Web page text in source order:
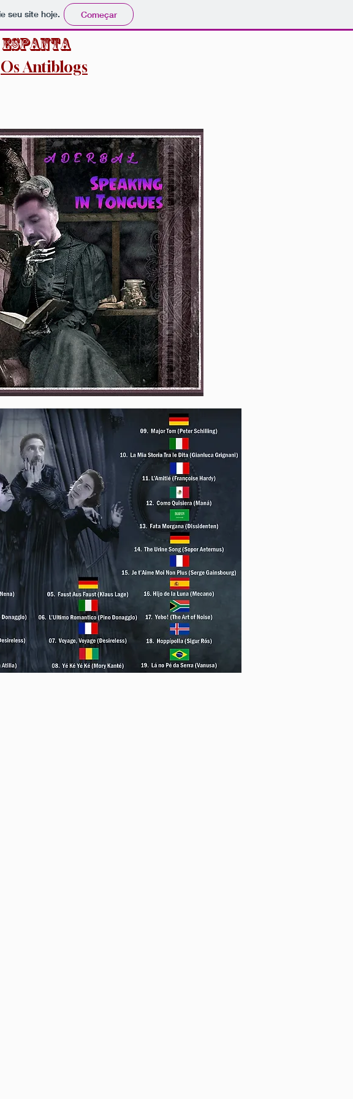
seu site hoje. Começar
Espanta
Os Antiblogs